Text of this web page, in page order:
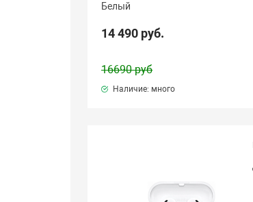
Белый
14 490 руб.
16690 руб
Наличие: много